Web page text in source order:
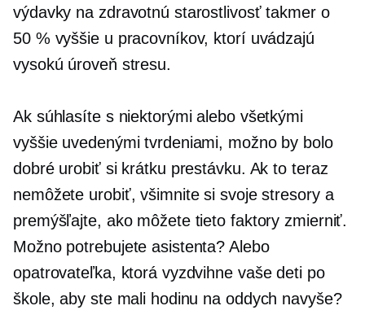
výdavky na zdravotnú starostlivosť takmer o
50 % vyššie u pracovníkov, ktorí uvádzajú
vysokú úroveň stresu.
Ak súhlasíte s niektorými alebo všetkými
vyššie uvedenými tvrdeniami, možno by bolo
dobré urobiť si krátku prestávku. Ak to teraz
nemôžete urobiť, všimnite si svoje stresory a
premýšľajte, ako môžete tieto faktory zmierniť.
Možno potrebujete asistenta? Alebo
opatrovateľka, ktorá vyzdvihne vaše deti po
škole, aby ste mali hodinu na oddych navyše?